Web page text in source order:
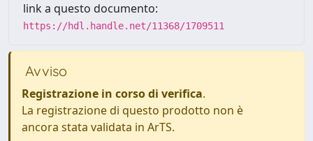
link a questo documento:
https://hdl.handle.net/11368/1709511
Avviso
Registrazione in corso di verifica.
La registrazione di questo prodotto non è
ancora stata validata in ArTS.